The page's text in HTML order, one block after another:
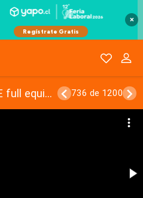
×
Nissan Navara 4x4 XE full equipo, recibo vehiculos 736 de 1200